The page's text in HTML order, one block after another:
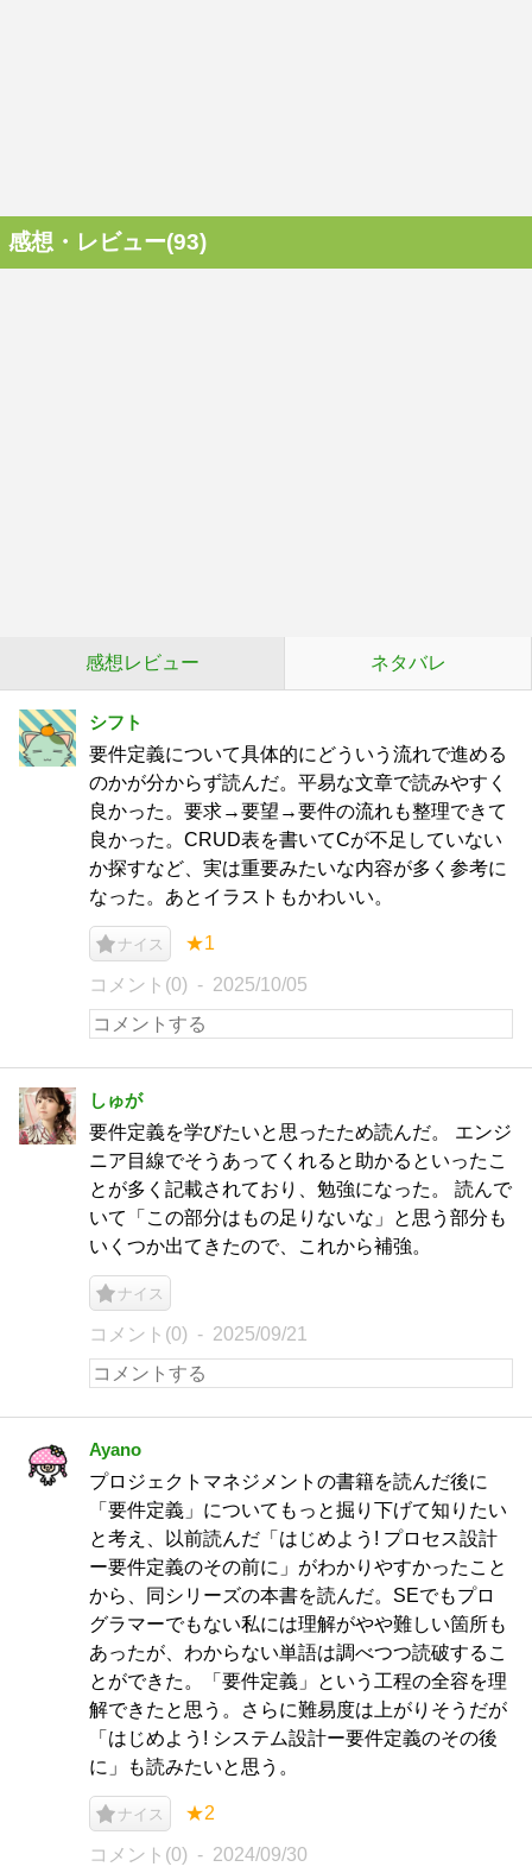
感想・レビュー(93)
感想レビュー ネタバレ
シフト
要件定義について具体的にどういう流れで進める
のかが分からず読んだ。平易な文章で読みやすく
良かった。要求→要望→要件の流れも整理できて
良かった。CRUD表を書いてCが不足していない
か探すなど、実は重要みたいな内容が多く参考に
なった。あとイラストもかわいい。
ナイス ★1
コメント(0) 2025/10/05
しゅが
要件定義を学びたいと思ったため読んだ。 エンジ
ニア目線でそうあってくれると助かるといったこ
とが多く記載されており、勉強になった。 読んで
いて「この部分はもの足りないな」と思う部分も
いくつか出てきたので、これから補強。
ナイス
コメント(0) 2025/09/21
Ayano
プロジェクトマネジメントの書籍を読んだ後に
「要件定義」についてもっと掘り下げて知りたい
と考え、以前読んだ「はじめよう! プロセス設計
ー要件定義のその前に」がわかりやすかったこと
から、同シリーズの本書を読んだ。SEでもプロ
グラマーでもない私には理解がやや難しい箇所も
あったが、わからない単語は調べつつ読破するこ
とができた。「要件定義」という工程の全容を理
解できたと思う。さらに難易度は上がりそうだが
「はじめよう! システム設計ー要件定義のその後
に」も読みたいと思う。
ナイス ★2
コメント(0) 2024/09/30